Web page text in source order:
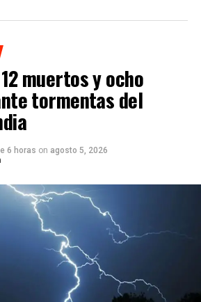
muertos y ocho
tormentas del
6 horas on agosto 5, 2026